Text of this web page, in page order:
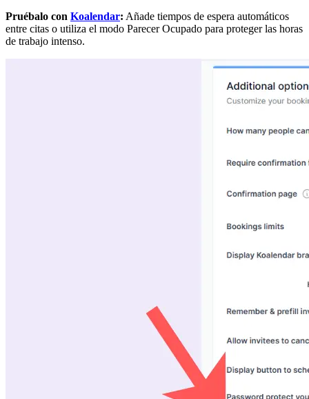
Pruébalo con Koalendar: Añade tiempos de espera automáticos
entre citas o utiliza el modo Parecer Ocupado para proteger las horas
de trabajo intenso.